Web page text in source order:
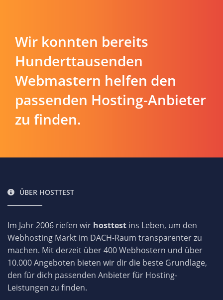
Wir konnten bereits
Hunderttausenden
Webmastern helfen den
passenden Hosting-Anbieter
zu finden.
ÜBER HOSTTEST
Im Jahr 2006 riefen wir hosttest ins Leben, um den
Webhosting Markt im DACH-Raum transparenter zu
machen. Mit derzeit über 400 Webhostern und über
10.000 Angeboten bieten wir dir die beste Grundlage,
den für dich passenden Anbieter für Hosting-
Leistungen zu finden.